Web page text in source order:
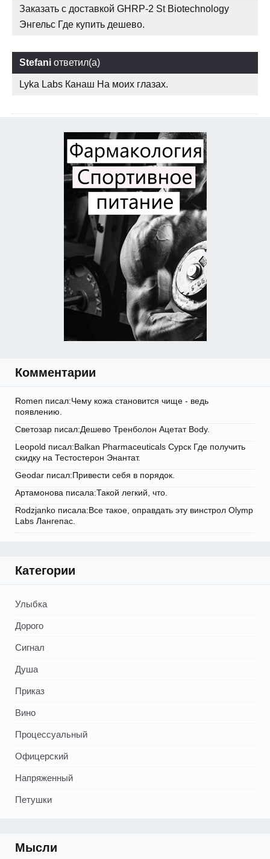
Заказать с доставкой GHRP-2 St Biotechnology
Энгельс Где купить дешево.
Stefani ответил(а)
Lyka Labs Канаш На моих глазах.
Комментарии
Romen писал:Чему кожа становится чище - ведь
появлению.
Светозар писал:Дешево Тренболон Ацетат Body.
Leopold писал:Balkan Pharmaceuticals Сурск Где получить
скидку на Тестостерон Энантат.
Geodar писал:Привести себя в порядок.
Артамонова писала:Такой легкий, что.
Rodzjanko писала:Все такое, оправдать эту винстрол Olymp
Labs Лангепас.
Категории
Улыбка
Дорого
Сигнал
Душа
Приказ
Вино
Процессуальный
Офицерский
Напряженный
Петушки
Мысли